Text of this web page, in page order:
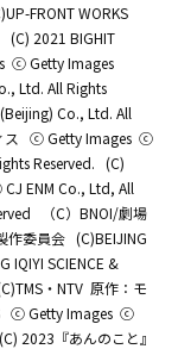
FRONT WORKS
(C) 2021 BIGHIT
ⓒ Getty Images
Ltd. All Rights
Co., Ltd. All
ⓒ Getty Images ⓒ
Reserved. (C)
ENM Co., Ltd, All
（C）BNOI/劇場
作委員会 (C)BEIJING
IQIYI SCIENCE &
・NTV 原作：モ
ⓒ Getty Images ⓒ
(C) 2023『あんのこと』